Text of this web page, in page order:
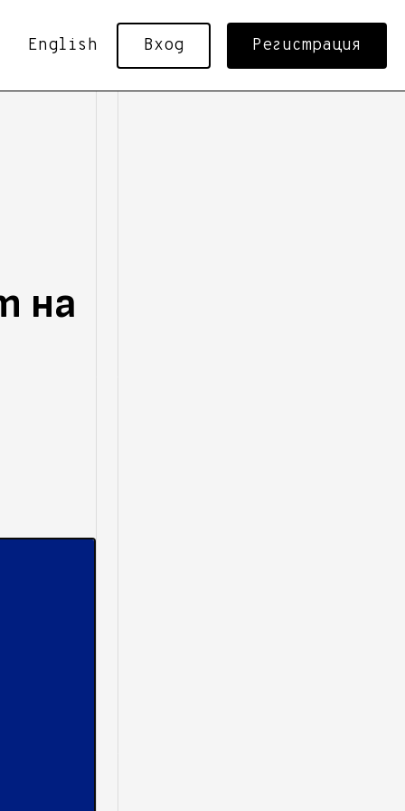
English Вход Регистрация
на